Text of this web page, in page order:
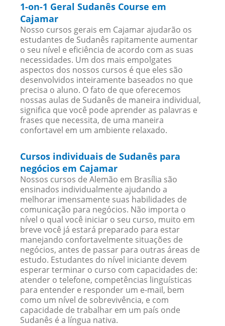
1-on-1 Geral Sudanês Course em
Cajamar
Nosso cursos gerais em Cajamar ajudarão os
estudantes de Sudanês rapitamente aumentar
o seu nível e eficiência de acordo com as suas
necessidades. Um dos mais empolgates
aspectos dos nossos cursos é que eles são
desenvolvidos inteiramente baseados no que
precisa o aluno. O fato de que oferecemos
nossas aulas de Sudanês de maneira individual,
significa que você pode aprender as palavras e
frases que necessita, de uma maneira
confortavel em um ambiente relaxado.
Cursos individuais de Sudanês para
negócios em Cajamar
Nossos cursos de Alemão em Brasília são
ensinados individualmente ajudando a
melhorar imensamente suas habilidades de
comunicação para negócios. Não importa o
nível o qual você iniciar o seu curso, muito em
breve você já estará preparado para estar
manejando confortavelmente situações de
negócios, antes de passar para outras áreas de
estudo. Estudantes do nível iniciante devem
esperar terminar o curso com capacidades de:
atender o telefone, competências linguísticas
para entender e responder um e-mail, bem
como um nível de sobrevivência, e com
capacidade de trabalhar em um país onde
Sudanês é a língua nativa.